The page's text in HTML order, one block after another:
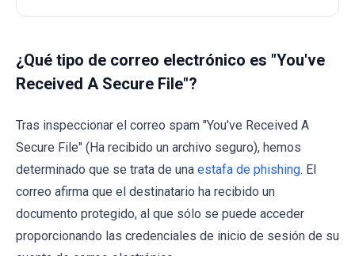
¿Qué tipo de correo electrónico es "You've
Received A Secure File"?
Tras inspeccionar el correo spam "You've Received A
Secure File" (Ha recibido un archivo seguro), hemos
determinado que se trata de una estafa de phishing. El
correo afirma que el destinatario ha recibido un
documento protegido, al que sólo se puede acceder
proporcionando las credenciales de inicio de sesión de su